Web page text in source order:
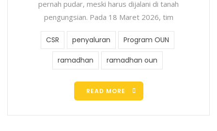
pernah pudar, meski harus dijalani di tanah
pengungsian. Pada 18 Maret 2026, tim
CSR penyaluran Program OUN
ramadhan ramadhan oun
READ MORE